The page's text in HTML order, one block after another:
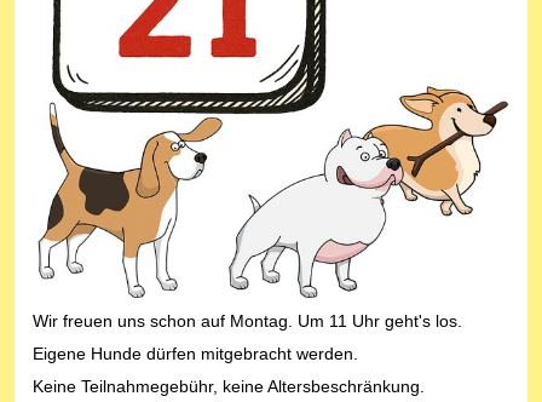
Wir freuen uns schon auf Montag. Um 11 Uhr geht's los.
Eigene Hunde dürfen mitgebracht werden.
Keine Teilnahmegebühr, keine Altersbeschränkung.